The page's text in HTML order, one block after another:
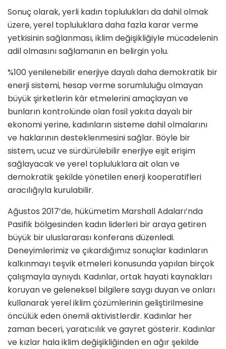
Sonuç olarak, yerli kadın toplulukları da dahil olmak
üzere, yerel topluluklara daha fazla karar verme
yetkisinin sağlanması, iklim değişikliğiyle mücadelenin
adil olmasını sağlamanın en belirgin yolu.
%100 yenilenebilir enerjiye dayalı daha demokratik bir
enerji sistemi, hesap verme sorumluluğu olmayan
büyük şirketlerin kâr etmelerini amaçlayan ve
bunların kontrolünde olan fosil yakıta dayalı bir
ekonomi yerine, kadınların sisteme dahil olmalarını
ve haklarının desteklenmesini sağlar. Böyle bir
sistem, ucuz ve sürdürülebilir enerjiye eşit erişim
sağlayacak ve yerel topluluklara ait olan ve
demokratik şekilde yönetilen enerji kooperatifleri
aracılığıyla kurulabilir.
Ağustos 2017’de, hükümetim Marshall Adaları’nda
Pasifik bölgesinden kadın liderleri bir araya getiren
büyük bir uluslararası konferans düzenledi.
Deneyimlerimiz ve çıkardığımız sonuçlar kadınların
kalkınmayı teşvik etmeleri konusunda yapılan birçok
çalışmayla aynıydı. Kadınlar, ortak hayati kaynakları
koruyan ve geleneksel bilgilere saygı duyan ve onları
kullanarak yerel iklim çözümlerinin geliştirilmesine
öncülük eden önemli aktivistlerdir. Kadınlar her
zaman beceri, yaratıcılık ve gayret gösterir. Kadınlar
ve kızlar hala iklim değişikliğinden en ağır şekilde